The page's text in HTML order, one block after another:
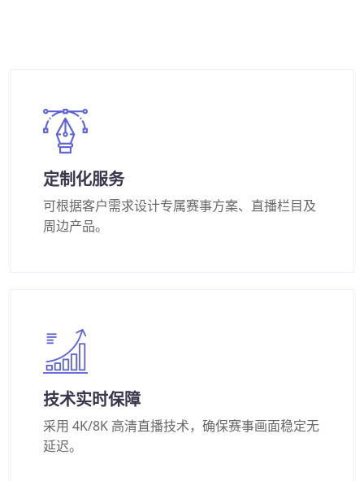
定制化服务
可根据客户需求设计专属赛事方案、直播栏目及
周边产品。
技术实时保障
采用 4K/8K 高清直播技术，确保赛事画面稳定无
延迟。